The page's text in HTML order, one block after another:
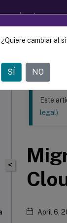
Este
Citrix
<
Este
legal)
April 6,
¿Quiere cambiar al
SÍ NO